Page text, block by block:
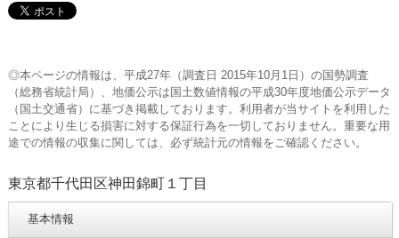
◎本ページの情報は、平成27年（調査日 2015年10月1日）の国勢調査
（総務省統計局）、地価公示は国土数値情報の平成30年度地価公示データ
（国土交通省）に基づき掲載しております。利用者が当サイトを利用した
ことにより生じる損害に対する保証行為を一切しておりません。重要な用
途での情報の収集に関しては、必ず統計元の情報をご確認ください。
東京都千代田区神田錦町１丁目
基本情報